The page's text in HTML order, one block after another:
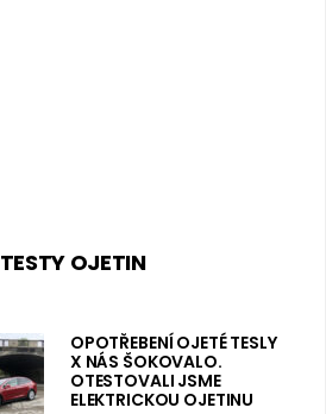
TESTY OJETIN
OPOTŘEBENÍ OJETÉ TESLY
X NÁS ŠOKOVALO.
OTESTOVALI JSME
ELEKTRICKOU OJETINU